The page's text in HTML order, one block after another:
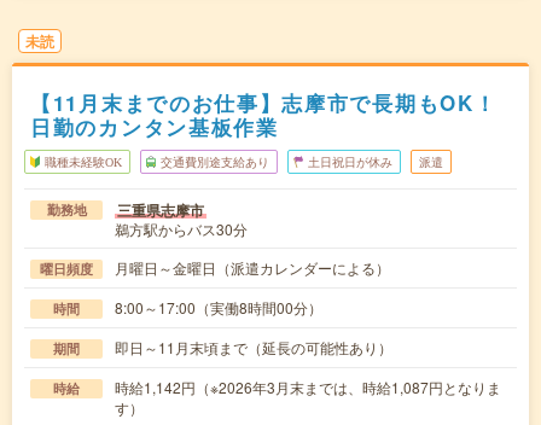
未読
【11月末までのお仕事】志摩市で長期もOK！
日勤のカンタン基板作業
職種未経験OK 交通費別途支給あり 土日祝日が休み 派遣
勤務地 三重県志摩市
鵜方駅からバス30分
曜日頻度 月曜日～金曜日（派遣カレンダーによる）
時間 8:00～17:00（実働8時間00分）
期間 即日～11月末頃まで（延長の可能性あり）
時給
時給1,142円（※2026年3月末までは、時給1,087円となりま
す）